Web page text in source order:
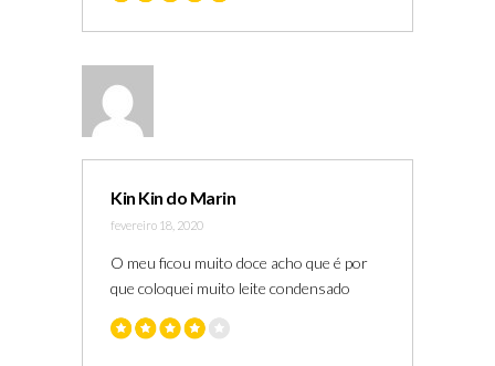
Kin Kin do Marin
fevereiro 18, 2020
O meu ficou muito doce acho que é por
que coloquei muito leite condensado